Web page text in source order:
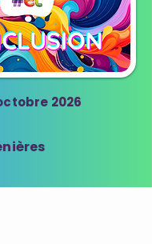
2026